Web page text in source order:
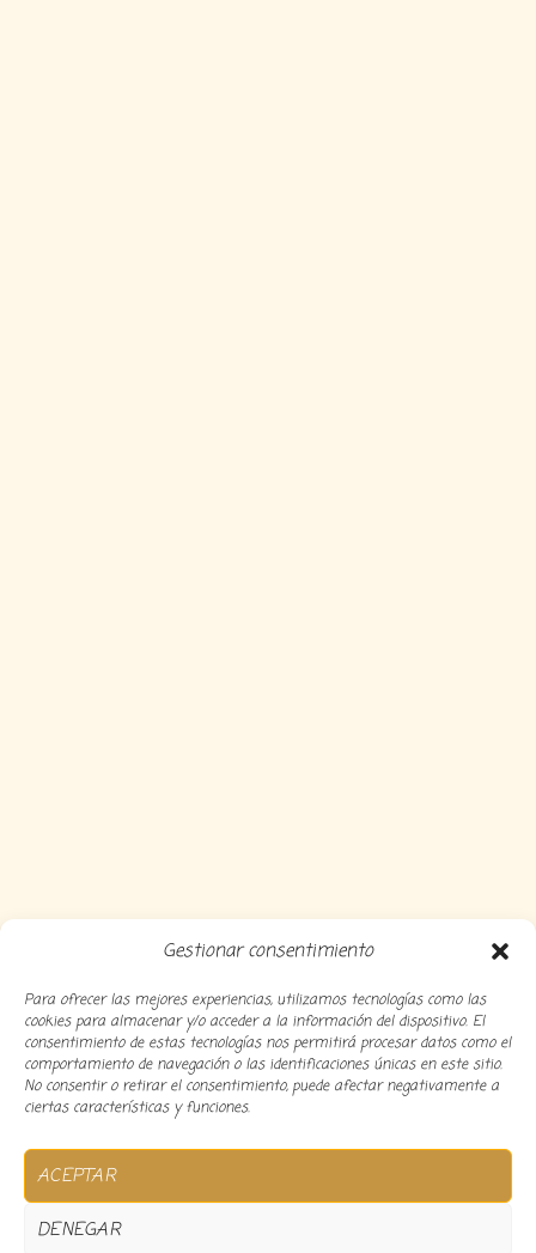
Gestionar consentimiento
Para ofrecer las mejores experiencias, utilizamos tecnologías como las
cookies para almacenar y/o acceder a la información del dispositivo. El
consentimiento de estas tecnologías nos permitirá procesar datos como el
comportamiento de navegación o las identificaciones únicas en este sitio.
No consentir o retirar el consentimiento, puede afectar negativamente a
ciertas características y funciones.
ACEPTAR
DENEGAR
Copyright 2024 Decocousiñas – Desarrollado por
informatico